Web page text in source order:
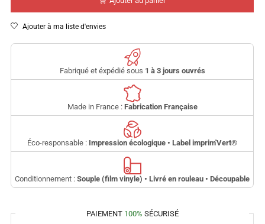
Ajouter à ma liste d'envies
Fabriqué et éxpédié sous 1 à 3 jours ouvrés
Made in France : Fabrication Française
Éco-responsable : Impression écologique • Label imprim'Vert®
Conditionnement : Souple (film vinyle) • Livré en rouleau • Découpable
PAIEMENT 100% SÉCURISÉ